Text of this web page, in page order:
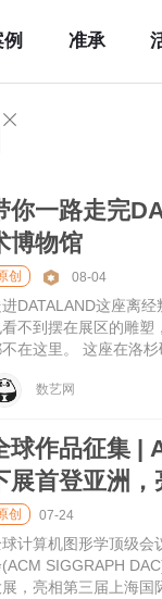
准承
你一路走完
博物馆
创 08-04
进DATALAND这座离
不到摆在展区的雕塑
在这里。 这座在洛
。 下一位观众再走进
是其中近三分之一的
制系统等，空间由一套
。 AI创作实时生成、
科技密度超乎想象。
数艺网
球作品征集 |
展首登亚洲
创 07-24
计算机图形学顶级会
SIGGRAPH
展，亮相第三届上海国